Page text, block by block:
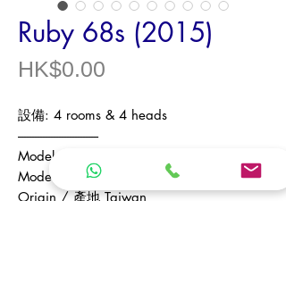
Ruby 68s (2015)
HK$0.00
設備: 4 rooms & 4 heads
------------------------------
Model / 型號 Ruby 68s
Model Year / 年份 2015
Origin / 產地 Taiwan